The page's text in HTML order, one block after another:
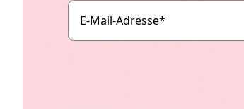
E-Mail-Adresse*